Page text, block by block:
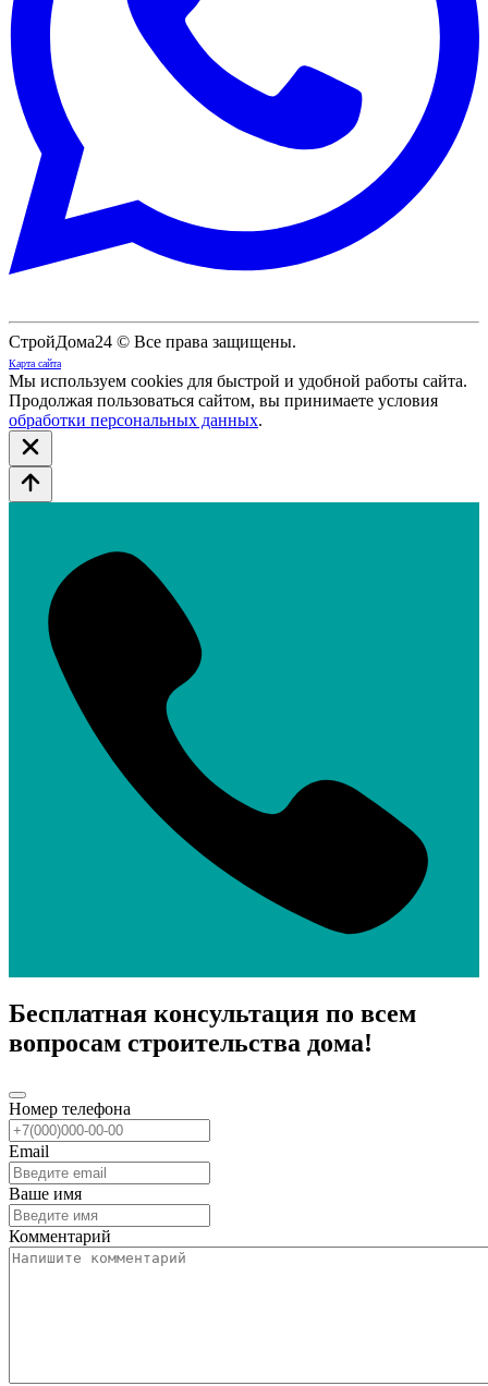
СтройДома24 © Все права защищены.
Карта сайта
Мы используем cookies для быстрой и удобной работы сайта.
Продолжая пользоваться сайтом, вы принимаете условия
обработки персональных данных.
Бесплатная консультация по всем
вопросам строительства дома!
Номер телефона
Email
Ваше имя
Комментарий